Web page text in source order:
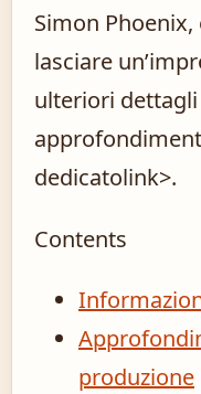
Simon
lasciare
ulteriori
dedicatolink>.
Contents
produzione